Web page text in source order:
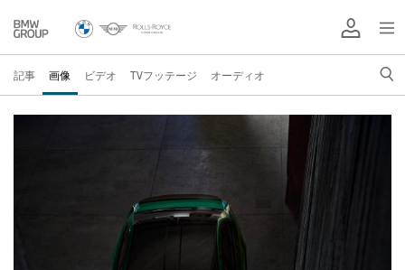
記事 画像 ビデオ TVフッテージ オーディオ